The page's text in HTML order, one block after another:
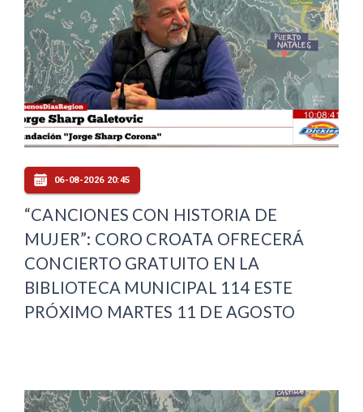
06-08-2026 20:45
“CANCIONES CON HISTORIA DE
MUJER”: CORO CROATA OFRECERÁ
CONCIERTO GRATUITO EN LA
BIBLIOTECA MUNICIPAL 114 ESTE
PRÓXIMO MARTES 11 DE AGOSTO